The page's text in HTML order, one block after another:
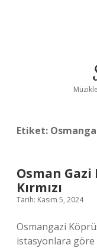
Etiket:
Osman
Kırmızı
Tarih: Kasım 5, 2024
Osmangazi
istasyonlara göre